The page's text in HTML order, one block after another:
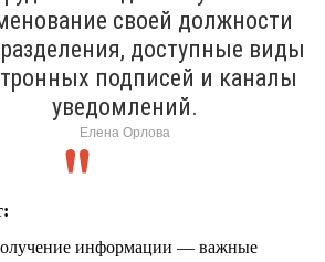
своей должности
доступные виды
подписей и каналы
уведомлений.
Елена Орлова
информации — важные